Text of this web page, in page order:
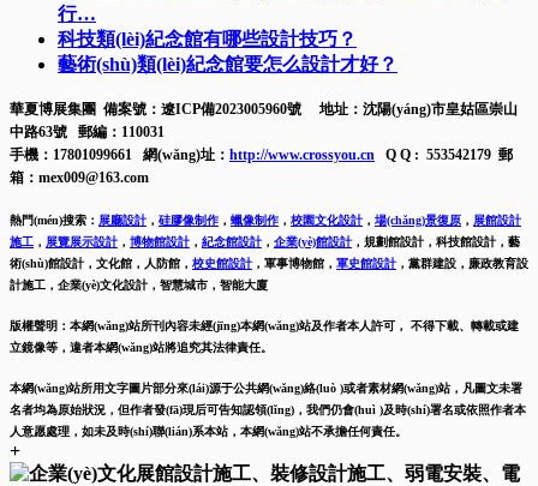
行…
科技類(lèi)紀念館有哪些設計技巧？
藝術(shù)類(lèi)紀念館要怎么設計才好？
華夏博展集團 備案號： 遼ICP備2023005960號
地址：沈陽(yáng)市皇姑區崇山
中路63號 郵編：110031
手機：17801099661 網(wǎng)址： http://www.crossyou.cn Q Q : 553542179 郵
箱：mex009@163.com
熱門(mén)搜索： 展廳設計 ， 硅膠像制作 ， 蠟像制作 ， 校園文化設計 ， 場(chǎng)景復原 ， 展館設計
施工 ， 展覽展示設計 ， 博物館設計 ， 紀念館設計 ， 企業(yè)館設計 ， 規劃館設計，科技館設計，藝
術(shù)館設計，文化館，人防館， 校史館設計 ， 軍事博物館， 軍史館設計 ， 黨群建設，廉政教育設
計施工， 企業(yè)文化設計，智慧城市，智能大廈
版權聲明：本網(wǎng)站所刊內容未經(jīng)本網(wǎng)站及作者本人許可， 不得下載、轉載或建
立鏡像等，違者本網(wǎng)站將追究其法律責任。
本網(wǎng)站所用文字圖片部分來(lái)源于公共網(wǎng)絡(luò )或者素材網(wǎng)站，凡圖文未署
名者均為原始狀況，但作者發(fā)現后可告知認領(lǐng)，我們仍會(huì )及時(shí)署名或依照作者本
人意愿處理，如未及時(shí)聯(lián)系本站，本網(wǎng)站不承擔任何責任。
+